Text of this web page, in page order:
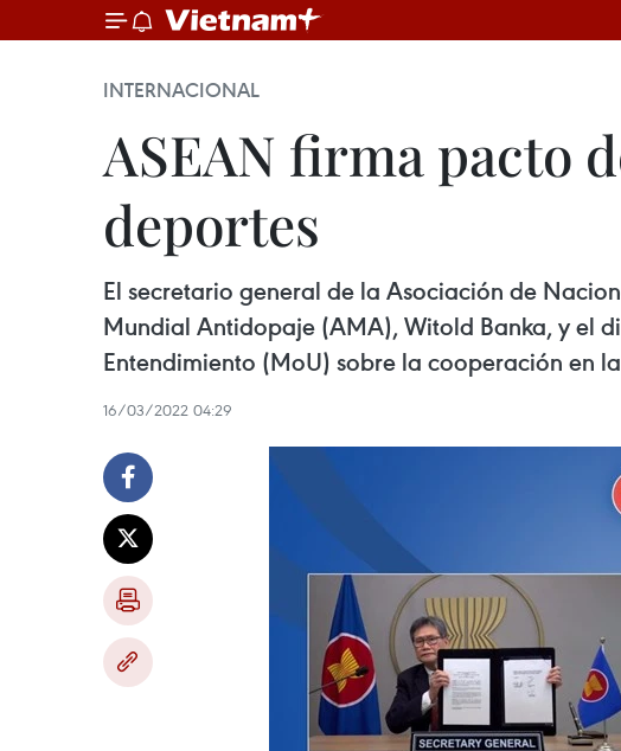
INTERNACIONAL
ASEAN firma pacto
deportes
El secretario general de la Asociación de
Mundial Antidopaje (AMA), Witold Banka, y el
Entendimiento (MoU) sobre la cooperación en
16/03/2022 04:29